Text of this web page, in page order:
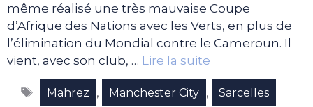
même réalisé une très mauvaise Coupe
d’Afrique des Nations avec les Verts, en plus de
l’élimination du Mondial contre le Cameroun. Il
vient, avec son club, … Lire la suite
Étiquettes
Mahrez , Manchester City , Sarcelles